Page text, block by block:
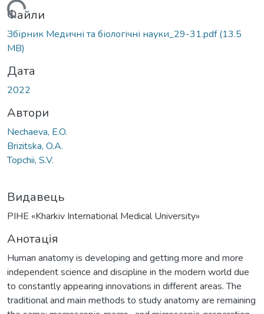
Вантажиться...
Файли
Збірник Медичні та біологічні науки_29-31.pdf(13.5
MB)
Дата
2022
Автори
Nechaeva, E.O.
Brizitska, O.A.
Topchii, S.V.
Видавець
PIHE «Kharkiv International Medical University»
Анотація
Human anatomy is developing and getting more and more
independent science and discipline in the modern world due
to constantly appearing innovations in different areas. The
traditional and main methods to study anatomy are remaining